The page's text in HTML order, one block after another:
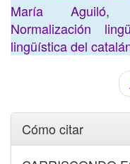
María Aguiló,
Normalización
lingüística del
Cómo citar